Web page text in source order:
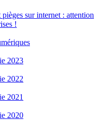
sur internet : attention
!
2023
2022
2021
2020